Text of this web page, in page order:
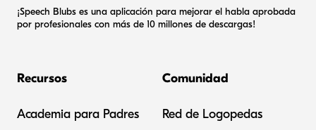
¡Speech Blubs es una aplicación para mejorar el habla aprobada
por profesionales con más de 10 millones de descargas!
Recursos
Academia para Padres
Comunidad
Red de Logopedas